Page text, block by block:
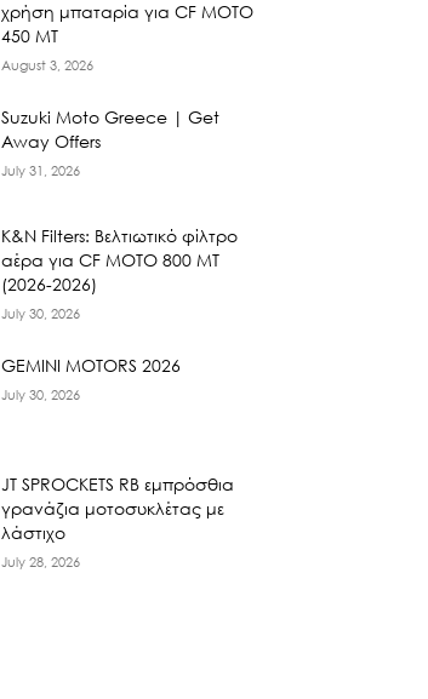
χρήση μπαταρία για CF MOTO
450 MT
August 3, 2026
Suzuki Moto Greece | Get
Away Offers
July 31, 2026
K&N Filters: Βελτιωτικό φίλτρο
αέρα για CF ΜΟΤΟ 800 ΜΤ
(2026-2026)
July 30, 2026
GEMINI MOTORS 2026
July 30, 2026
JT SPROCKETS RB εμπρόσθια
γρανάζια μοτοσυκλέτας με
λάστιχο
July 28, 2026